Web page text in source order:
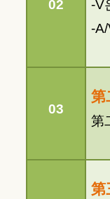
02 -V
-
03
第
第
第